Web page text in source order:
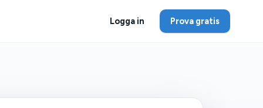
Logga in Prova gratis